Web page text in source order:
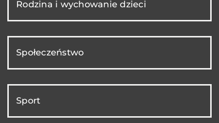
Rodzina i wychowanie dzieci
Społeczeństwo
Sport